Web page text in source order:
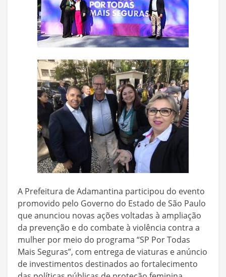
A Prefeitura de Adamantina participou do evento
promovido pelo Governo do Estado de São Paulo
que anunciou novas ações voltadas à ampliação
da prevenção e do combate à violência contra a
mulher por meio do programa “SP Por Todas
Mais Seguras”, com entrega de viaturas e anúncio
de investimentos destinados ao fortalecimento